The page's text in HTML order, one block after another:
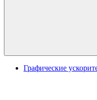
Графические